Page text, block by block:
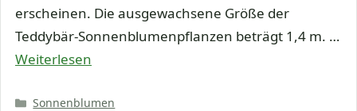
erscheinen. Die ausgewachsene Größe der
Teddybär-Sonnenblumenpflanzen beträgt 1,4 m. …
Weiterlesen
Kategorien
Sonnenblumen